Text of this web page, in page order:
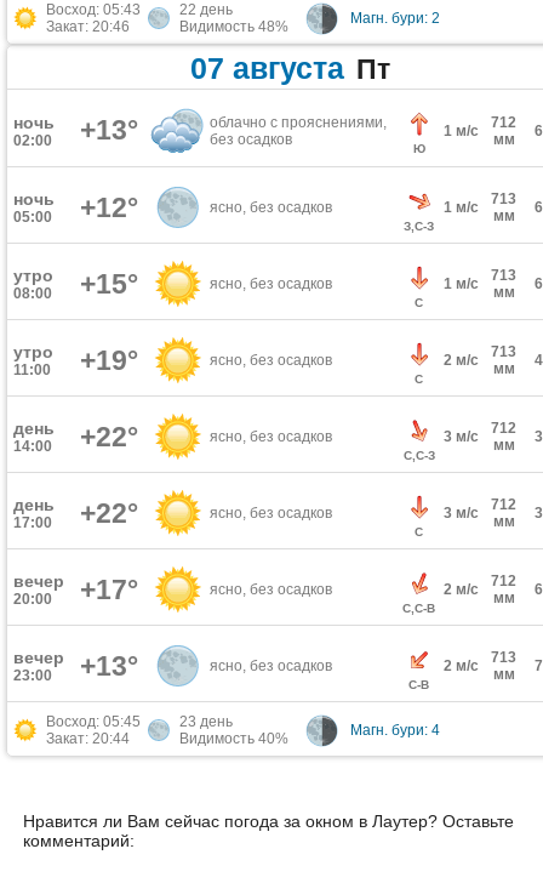
Восход: 05:43
Закат: 20:46
22 день
Видимость 48%
Магн. бури: 2
07 августа Пт
ночь
02:00 +13°
облачно с прояснениями,
без осадков
Ю
1 м/с
712
мм
ночь
05:00 +12° ясно, без осадков
З,С-З
1 м/с
713
мм
утро
08:00 +15° ясно, без осадков
С
1 м/с
713
мм
утро
11:00 +19° ясно, без осадков
С
2 м/с
713
мм
день
14:00 +22° ясно, без осадков
С,С-З
3 м/с
712
мм
день
17:00 +22° ясно, без осадков
С
3 м/с
712
мм
вечер
20:00 +17° ясно, без осадков
С,С-В
2 м/с
712
мм
вечер
23:00 +13° ясно, без осадков
С-В
2 м/с
713
мм
Восход: 05:45
Закат: 20:44
23 день
Видимость 40%
Магн. бури: 4
Нравится ли Вам сейчас погода за окном в Лаутер? Оставьте
комментарий: